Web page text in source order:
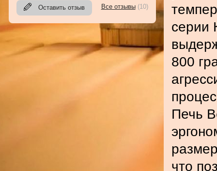
Оставить отзыв Все отзывы(10)
серии
800
Печь
что